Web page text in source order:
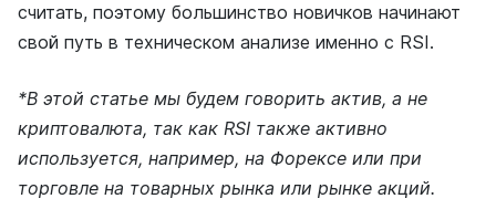
считать, поэтому большинство новичков начинают
свой путь в техническом анализе именно с RSI.
*В этой статье мы будем говорить актив, а не
криптовалюта, так как RSI также активно
используется, например, на Форексе или при
торговле на товарных рынка или рынке акций.